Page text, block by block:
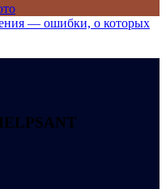
— ошибки, о которых